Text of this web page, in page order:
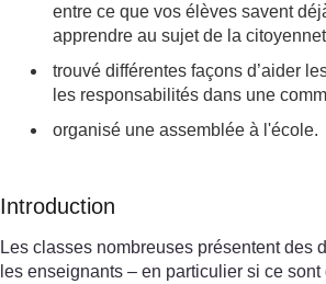
entre ce que vos élèves savent
apprendre au sujet de la
trouvé différentes façons d’aider
les responsabilités dans une
organisé une assemblée à l'école.
Introduction
Les classes nombreuses présentent des
les enseignants – en particulier si ce